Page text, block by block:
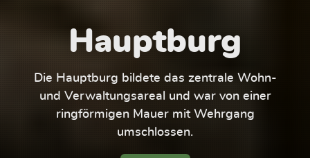
Hauptburg
Die Hauptburg bildete das zentrale Wohn-
und Verwaltungsareal und war von einer
ringförmigen Mauer mit Wehrgang
umschlossen.